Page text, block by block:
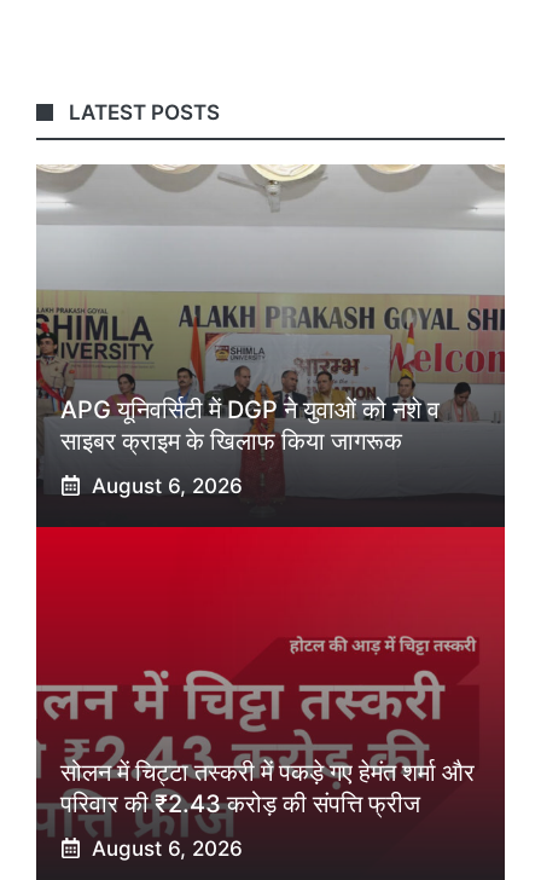
LATEST POSTS
APG यूनिवर्सिटी में DGP ने युवाओं को नशे व
साइबर क्राइम के खिलाफ किया जागरूक
August 6, 2026
सोलन में चिट्टा तस्करी में पकड़े गए हेमंत शर्मा और
परिवार की ₹2.43 करोड़ की संपत्ति फ्रीज
August 6, 2026